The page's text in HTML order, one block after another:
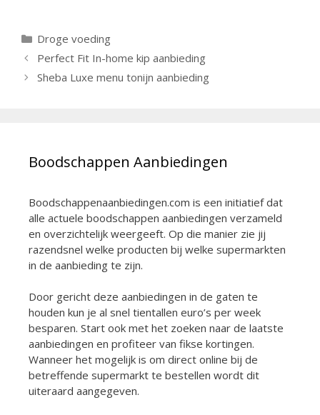
Categorieën
Droge voeding
Berichtnavigatie
Perfect Fit In-home kip aanbieding
Sheba Luxe menu tonijn aanbieding
Boodschappen Aanbiedingen
Boodschappenaanbiedingen.com is een initiatief dat
alle actuele boodschappen aanbiedingen verzameld
en overzichtelijk weergeeft. Op die manier zie jij
razendsnel welke producten bij welke supermarkten
in de aanbieding te zijn.
Door gericht deze aanbiedingen in de gaten te
houden kun je al snel tientallen euro’s per week
besparen. Start ook met het zoeken naar de laatste
aanbiedingen en profiteer van fikse kortingen.
Wanneer het mogelijk is om direct online bij de
betreffende supermarkt te bestellen wordt dit
uiteraard aangegeven.